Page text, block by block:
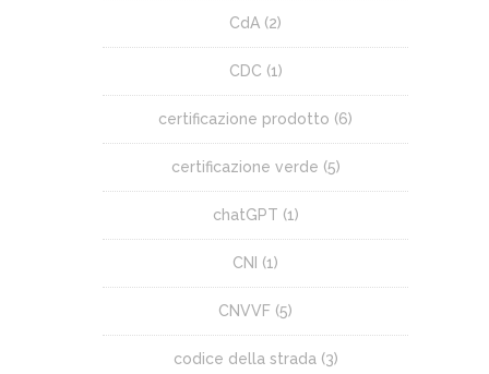
CdA (2)
CDC (1)
certificazione prodotto (6)
certificazione verde (5)
chatGPT (1)
CNI (1)
CNVVF (5)
codice della strada (3)